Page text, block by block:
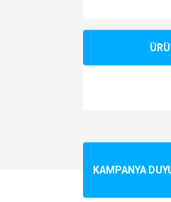
Ürün resmi
KAMPANYA